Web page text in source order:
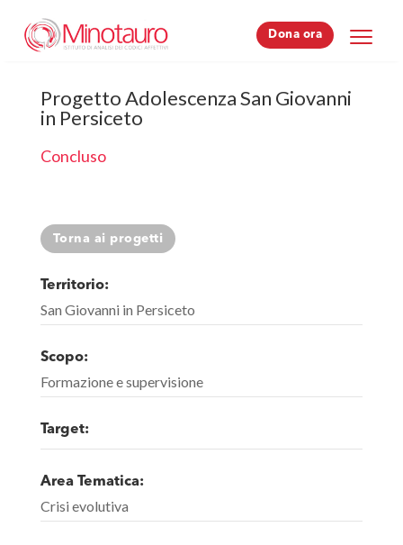
Dona ora
Dona ora
Progetto Adolescenza San Giovanni
in Persiceto
Concluso
Torna ai progetti
Territorio:
San Giovanni in Persiceto
Scopo:
Formazione e supervisione
Target:
Area Tematica:
Crisi evolutiva